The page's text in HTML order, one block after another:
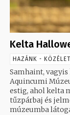
Kelta
HAZÁNK - KÖZÉLET
Samhaint,
Aquincumi
estig, ahol kelta
tűzpárbaj és
múzeumba